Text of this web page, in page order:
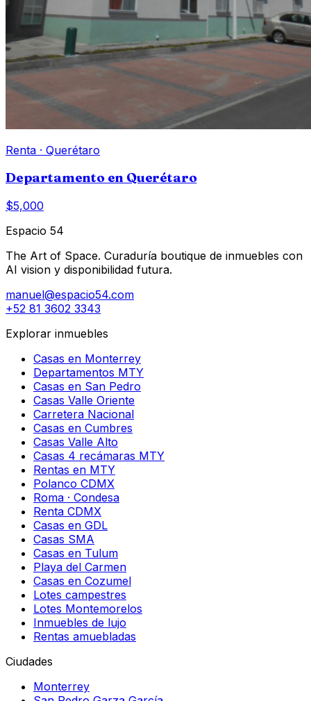
Renta · Querétaro
Departamento en Querétaro
$5,000
Espacio 54
The Art of Space. Curaduría boutique de inmuebles con
AI vision y disponibilidad futura.
manuel@espacio54.com
+52 81 3602 3343
Explorar inmuebles
Casas en Monterrey
Departamentos MTY
Casas en San Pedro
Casas Valle Oriente
Carretera Nacional
Casas en Cumbres
Casas Valle Alto
Casas 4 recámaras MTY
Rentas en MTY
Polanco CDMX
Roma · Condesa
Renta CDMX
Casas en GDL
Casas SMA
Casas en Tulum
Playa del Carmen
Casas en Cozumel
Lotes campestres
Lotes Montemorelos
Inmuebles de lujo
Rentas amuebladas
Ciudades
Monterrey